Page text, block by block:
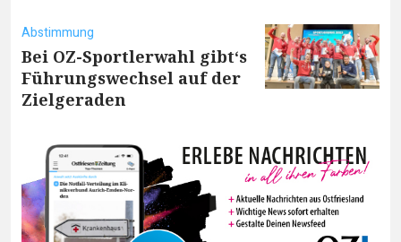
Abstimmung
Bei OZ-Sportlerwahl gibt‘s
Führungswechsel auf der
Zielgeraden